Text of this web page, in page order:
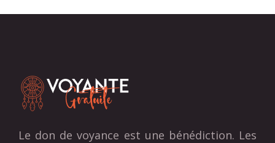
Le don de voyance est une bénédiction. Les